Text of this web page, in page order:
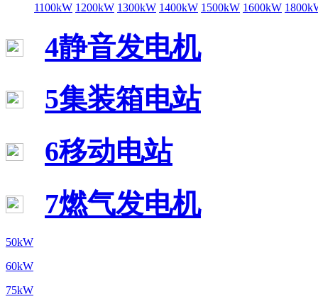
1100kW 1200kW 1300kW 1400kW 1500kW 1600kW
4静音发电机
5集装箱电站
6移动电站
7燃气发电机
50kW
60kW
75kW